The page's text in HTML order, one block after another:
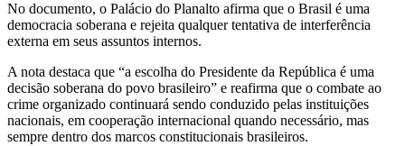
No documento, o Palácio do Planalto afirma que o Brasil é uma
democracia soberana e rejeita qualquer tentativa de interferência
externa em seus assuntos internos.
A nota destaca que “a escolha do Presidente da República é uma
decisão soberana do povo brasileiro” e reafirma que o combate ao
crime organizado continuará sendo conduzido pelas instituições
nacionais, em cooperação internacional quando necessário, mas
sempre dentro dos marcos constitucionais brasileiros.